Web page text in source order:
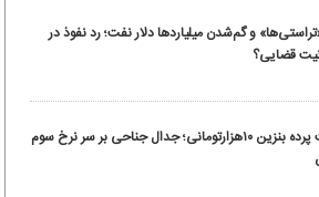
و گم‌شدن میلیاردها دلار نفت؛ رد نفوذ در
قضایی؟
پشت پرده بنزین ۱۰‌هزارتومانی؛ جدال جناحی بر سر نرخ سوم